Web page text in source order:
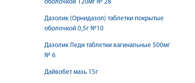
оболочкой 120мг № 28
Дазолик (Орнидазол) таблетки покрытые
оболочкой 0,5г №10
Дазолик Леди таблетки вагинальные 500мг
№ 6
Дайвобет мазь 15г